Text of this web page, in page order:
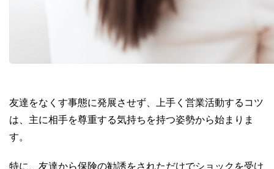
友達をなくす事態に発展させず、上手く営業活動するコツ
は、主に相手を尊重する気持ちを持つ姿勢から始まりま
す。
特に、友達から保険の勧誘をされただけでショックを受け